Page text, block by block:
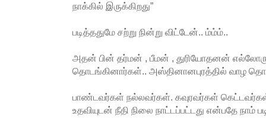
நாக்கில் இருக்கிறது”
படித்ததுமே சற்று நின்று விட்டேன்.. ம்ம்ம்..
அதன் பின் தர்மன் , பீமன் , துரியோதனன்
தொடங்கினார்கள்.. அஸ்தினானபுரத்தில் வாழ
பாண்டவர்கள் நல்லவர்கள். கவுரவர்கள்
உதவியுடன் நீதி நிலை நாட்டப்பட்டது என்பதே நாம்